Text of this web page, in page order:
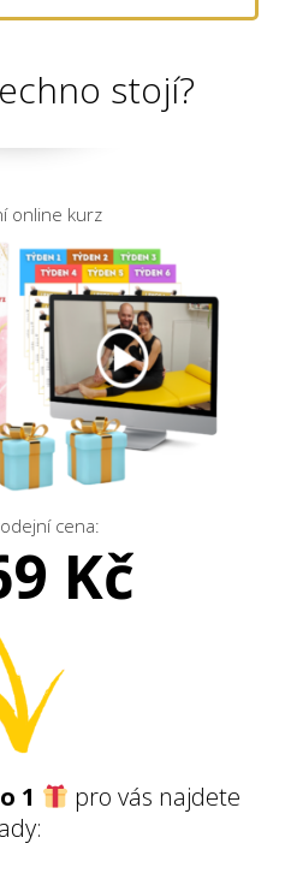
stojí?
online kurz
cena:
Kč
1
pro vás najdete